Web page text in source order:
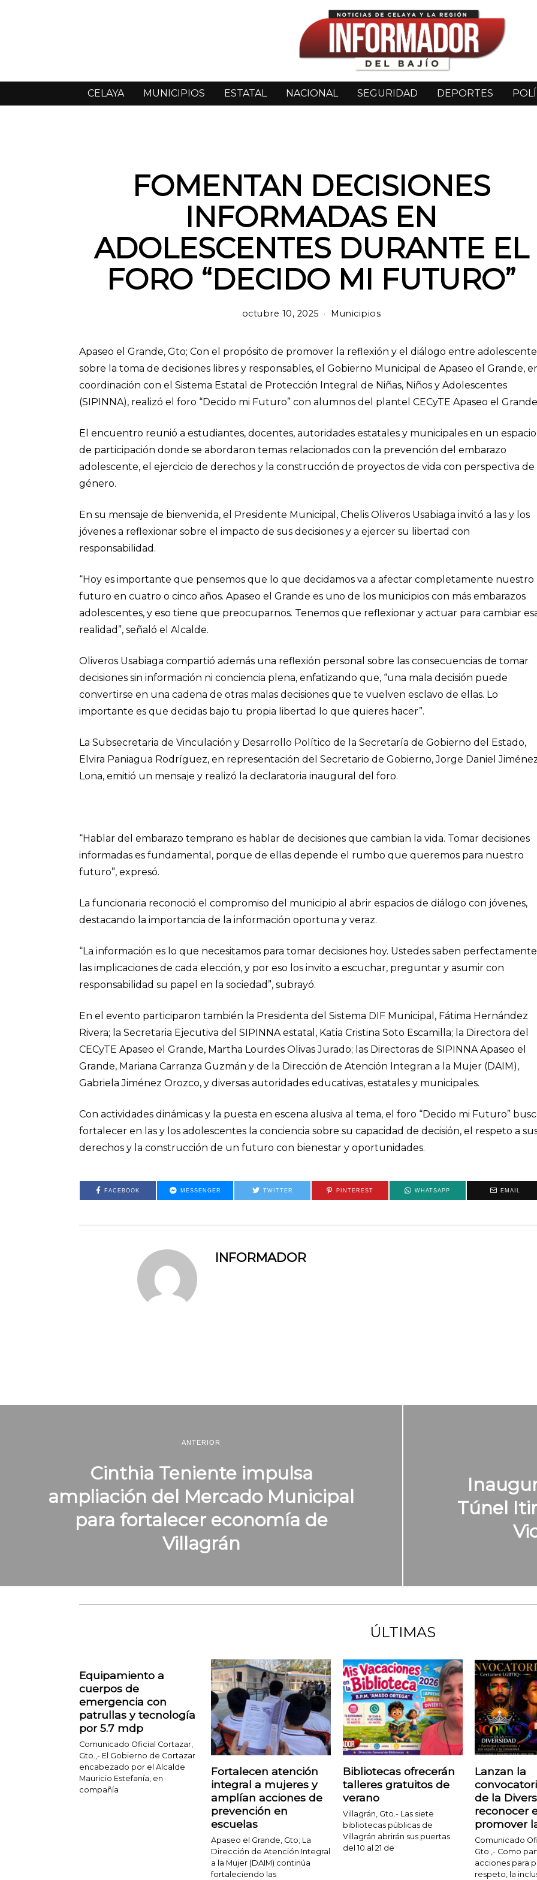
CELAYA MUNICIPIOS ESTATAL NACIONAL SEGURIDAD DEPORTES
FOMENTAN DECISIONES
INFORMADAS EN
ADOLESCENTES DURANTE EL
FORO “DECIDO MI FUTURO”
octubre 10, 2025 m
z
o
1
2
,
2
6
Municipios
Apaseo el Grande, Gto; Con el propósito de promover la reflexión y el diálogo entre
sobre la toma de decisiones libres y responsables, el Gobierno Municipal de Apaseo el Grande,
coordinación con el Sistema Estatal de Protección Integral de Niñas, Niños y Adolescentes
(SIPINNA), realizó el foro “Decido mi Futuro” con alumnos del plantel CECyTE Apaseo el
El encuentro reunió a estudiantes, docentes, autoridades estatales y municipales en un espacio
de participación donde se abordaron temas relacionados con la prevención del embarazo
adolescente, el ejercicio de derechos y la construcción de proyectos de vida con perspectiva de
género.
En su mensaje de bienvenida, el Presidente Municipal, Chelis Oliveros Usabiaga invitó a las y los
jóvenes a reflexionar sobre el impacto de sus decisiones y a ejercer su libertad con
responsabilidad.
“Hoy es importante que pensemos que lo que decidamos va a afectar completamente nuestro
futuro en cuatro o cinco años. Apaseo el Grande es uno de los municipios con más embarazos
adolescentes, y eso tiene que preocuparnos. Tenemos que reflexionar y actuar para cambiar
realidad”, señaló el Alcalde.
Oliveros Usabiaga compartió además una reflexión personal sobre las consecuencias de tomar
decisiones sin información ni conciencia plena, enfatizando que, “una mala decisión puede
convertirse en una cadena de otras malas decisiones que te vuelven esclavo de ellas. Lo
importante es que decidas bajo tu propia libertad lo que quieres hacer”.
La Subsecretaria de Vinculación y Desarrollo Político de la Secretaría de Gobierno del Estado,
Elvira Paniagua Rodríguez, en representación del Secretario de Gobierno, Jorge Daniel
Lona, emitió un mensaje y realizó la declaratoria inaugural del foro.
“Hablar del embarazo temprano es hablar de decisiones que cambian la vida. Tomar decisiones
informadas es fundamental, porque de ellas depende el rumbo que queremos para nuestro
futuro”, expresó.
La funcionaria reconoció el compromiso del municipio al abrir espacios de diálogo con jóvenes,
destacando la importancia de la información oportuna y veraz.
“La información es lo que necesitamos para tomar decisiones hoy. Ustedes saben perfectamente
las implicaciones de cada elección, y por eso los invito a escuchar, preguntar y asumir con
responsabilidad su papel en la sociedad”, subrayó.
En el evento participaron también la Presidenta del Sistema DIF Municipal, Fátima Hernández
Rivera; la Secretaria Ejecutiva del SIPINNA estatal, Katia Cristina Soto Escamilla; la Directora del
CECyTE Apaseo el Grande, Martha Lourdes Olivas Jurado; las Directoras de SIPINNA Apaseo el
Grande, Mariana Carranza Guzmán y de la Dirección de Atención Integran a la Mujer (DAIM),
Gabriela Jiménez Orozco, y diversas autoridades educativas, estatales y municipales.
Con actividades dinámicas y la puesta en escena alusiva al tema, el foro “Decido mi Futuro”
fortalecer en las y los adolescentes la conciencia sobre su capacidad de decisión, el respeto a
derechos y la construcción de un futuro con bienestar y oportunidades.
FACEBOOK MESSENGER TWITTER PINTEREST WHATSAPP EMAIL
INFORMADOR
ANTERIOR
Cinthia Teniente impulsa
ampliación del Mercado Municipal
para fortalecer economía de
Villagrán
Túnel
ÚLTIMAS
Equipamiento a
cuerpos de
emergencia con
patrullas y tecnología
por 5.7 mdp
Comunicado Oficial Cortazar,
Gto.,- El Gobierno de Cortazar
encabezado por el Alcalde
Mauricio Estefanía, en
compañía
Fortalecen atención
integral a mujeres y
amplían acciones de
prevención en
escuelas
Apaseo el Grande, Gto; La
Dirección de Atención Integral
a la Mujer (DAIM) continúa
fortaleciendo las
Bibliotecas ofrecerán
talleres gratuitos de
verano
Villagrán, Gto.- Las siete
bibliotecas públicas de
Villagrán abrirán sus puertas
del 10 al 21 de
Lanzan la
de la
reconocer
promover
Comunicado
Gto.,- Como
acciones para
respeto, la